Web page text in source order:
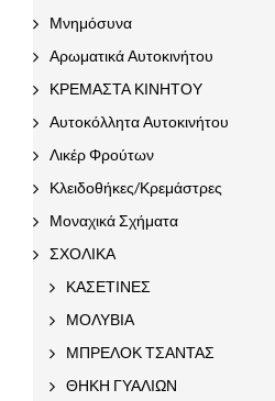
Μνημόσυνα
Αρωματικά Αυτοκινήτου
ΚΡΕΜΑΣΤΑ ΚΙΝΗΤΟΥ
Αυτοκόλλητα Αυτοκινήτου
Λικέρ Φρούτων
Κλειδοθήκες/Κρεμάστρες
Μοναχικά Σχήματα
ΣΧΟΛΙΚΑ
ΚΑΣΕΤΙΝΕΣ
ΜΟΛΥΒΙΑ
ΜΠΡΕΛΟΚ ΤΣΑΝΤΑΣ
ΘΗΚΗ ΓΥΑΛΙΩΝ